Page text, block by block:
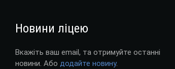
Новини ліцею
Вкажіть ваш email, та отримуйте останні
новини. Або додайте новину.